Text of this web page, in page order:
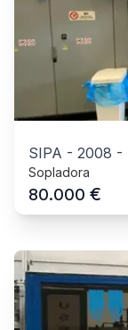
SIPA - 2008 -
Sopladora
80.000 €